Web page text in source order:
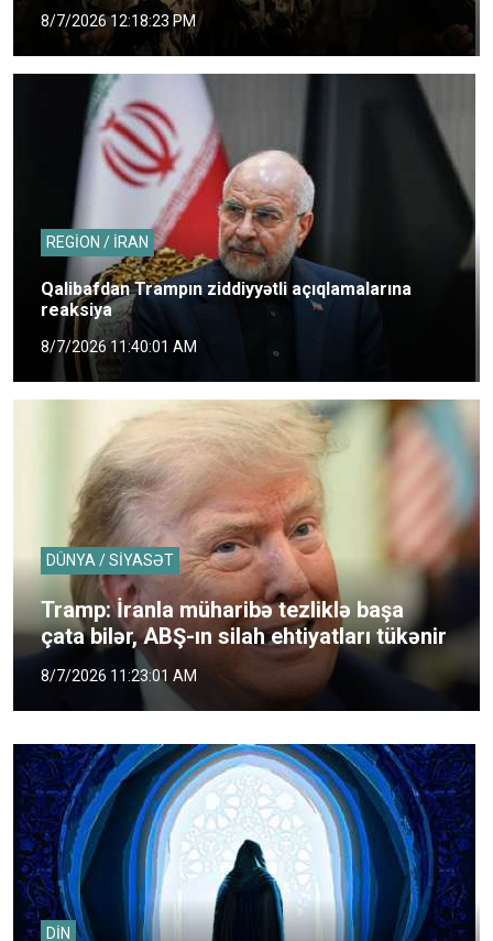
8/7/2026 12:18:23 PM
REGİON / İRAN
Qalibafdan Trampın ziddiyyətli açıqlamalarına
reaksiya
8/7/2026 11:40:01 AM
DÜNYA / SİYASƏT
Tramp: İranla müharibə tezliklə başa
çata bilər, ABŞ-ın silah ehtiyatları tükənir
8/7/2026 11:23:01 AM
DİN